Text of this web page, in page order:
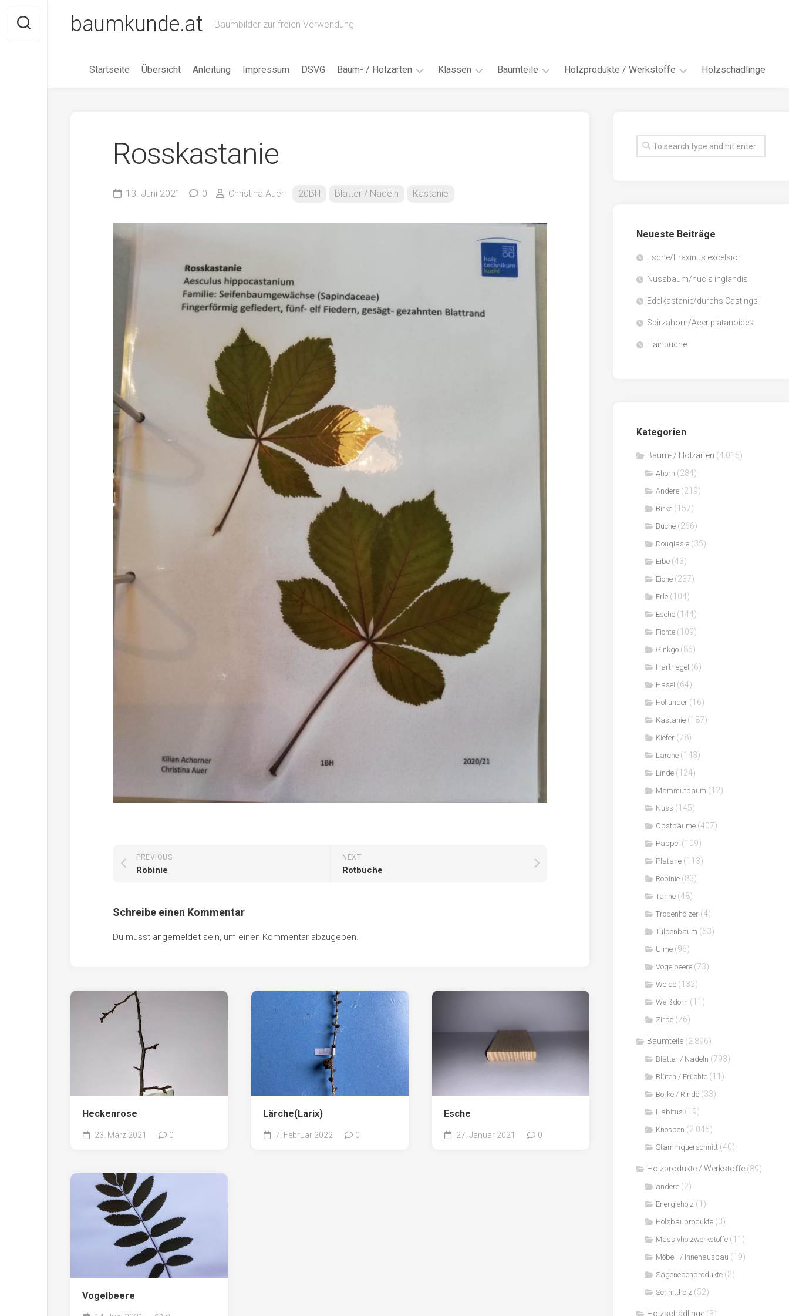
content
baumkunde.at Baumbilder zur freien Verwendung
Startseite Übersicht Anleitung Impressum DSVG Bäum- / Holzarten
Eibe
Fichte
Kastanie
Kiefer
Lärche
Linde
Nuss
Ulme
Vogelbeere
Weide
Weißdorn
Klassen
18AH
19BH
Baumteile
Knospen
Habitus
Holzprodukte / Werkstoffe
Faserwerkstoffe
Sägenebenprodukte
Holzschädlinge
Rosskastanie
13. Juni 2021 0 Christina Auer 20BH Blätter / Nadeln Kastanie
NEXT
Rotbuche
PREVIOUS
Robinie
Schreibe einen Kommentar
Du musst angemeldet sein, um einen Kommentar abzugeben.
Heckenrose
23. März 2021 0
Lärche(Larix)
7. Februar 2022 0
Esche
27. Januar 2021 0
Vogelbeere
Neueste Beiträge
Esche/Fraxinus excelsior
Nussbaum/nucis inglandis
Edelkastanie/durchs Castings
Spirzahorn/Acer platanoides
Hainbuche
Kategorien
Bäum- / Holzarten (4.015)
Ahorn (284)
Andere (219)
Birke (157)
Buche (266)
Douglasie (35)
Eibe (43)
Eiche (237)
Erle (104)
Esche (144)
Fichte (109)
Ginkgo (86)
Hartriegel (6)
Hasel (64)
Hollunder (16)
Kastanie (187)
Kiefer (78)
Lärche (143)
Linde (124)
Mammutbaum (12)
Nuss (145)
Obstbäume (407)
Pappel (109)
Platane (113)
Robinie (83)
Tanne (48)
Tropenhölzer (4)
Tulpenbaum (53)
Ulme (96)
Vogelbeere (73)
Weide (132)
Weißdorn (11)
Zirbe (76)
Baumteile (2.896)
Blätter / Nadeln (793)
Blüten / Früchte (11)
Borke / Rinde (33)
Habitus (19)
Knospen (2.045)
Stammquerschnitt (40)
Holzprodukte / Werkstoffe (89)
andere (2)
Energieholz (1)
Holzbauprodukte (3)
Massivholzwerkstoffe (11)
Möbel- / Innenausbau (19)
Sägenebenprodukte (3)
Schnittholz (52)
Holzschädlinge (3)